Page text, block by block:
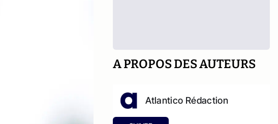
A PROPOS DES AUTEURS
Atlantico Rédaction